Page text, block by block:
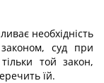
необхідність
законом, суд при
той закон,
їй.